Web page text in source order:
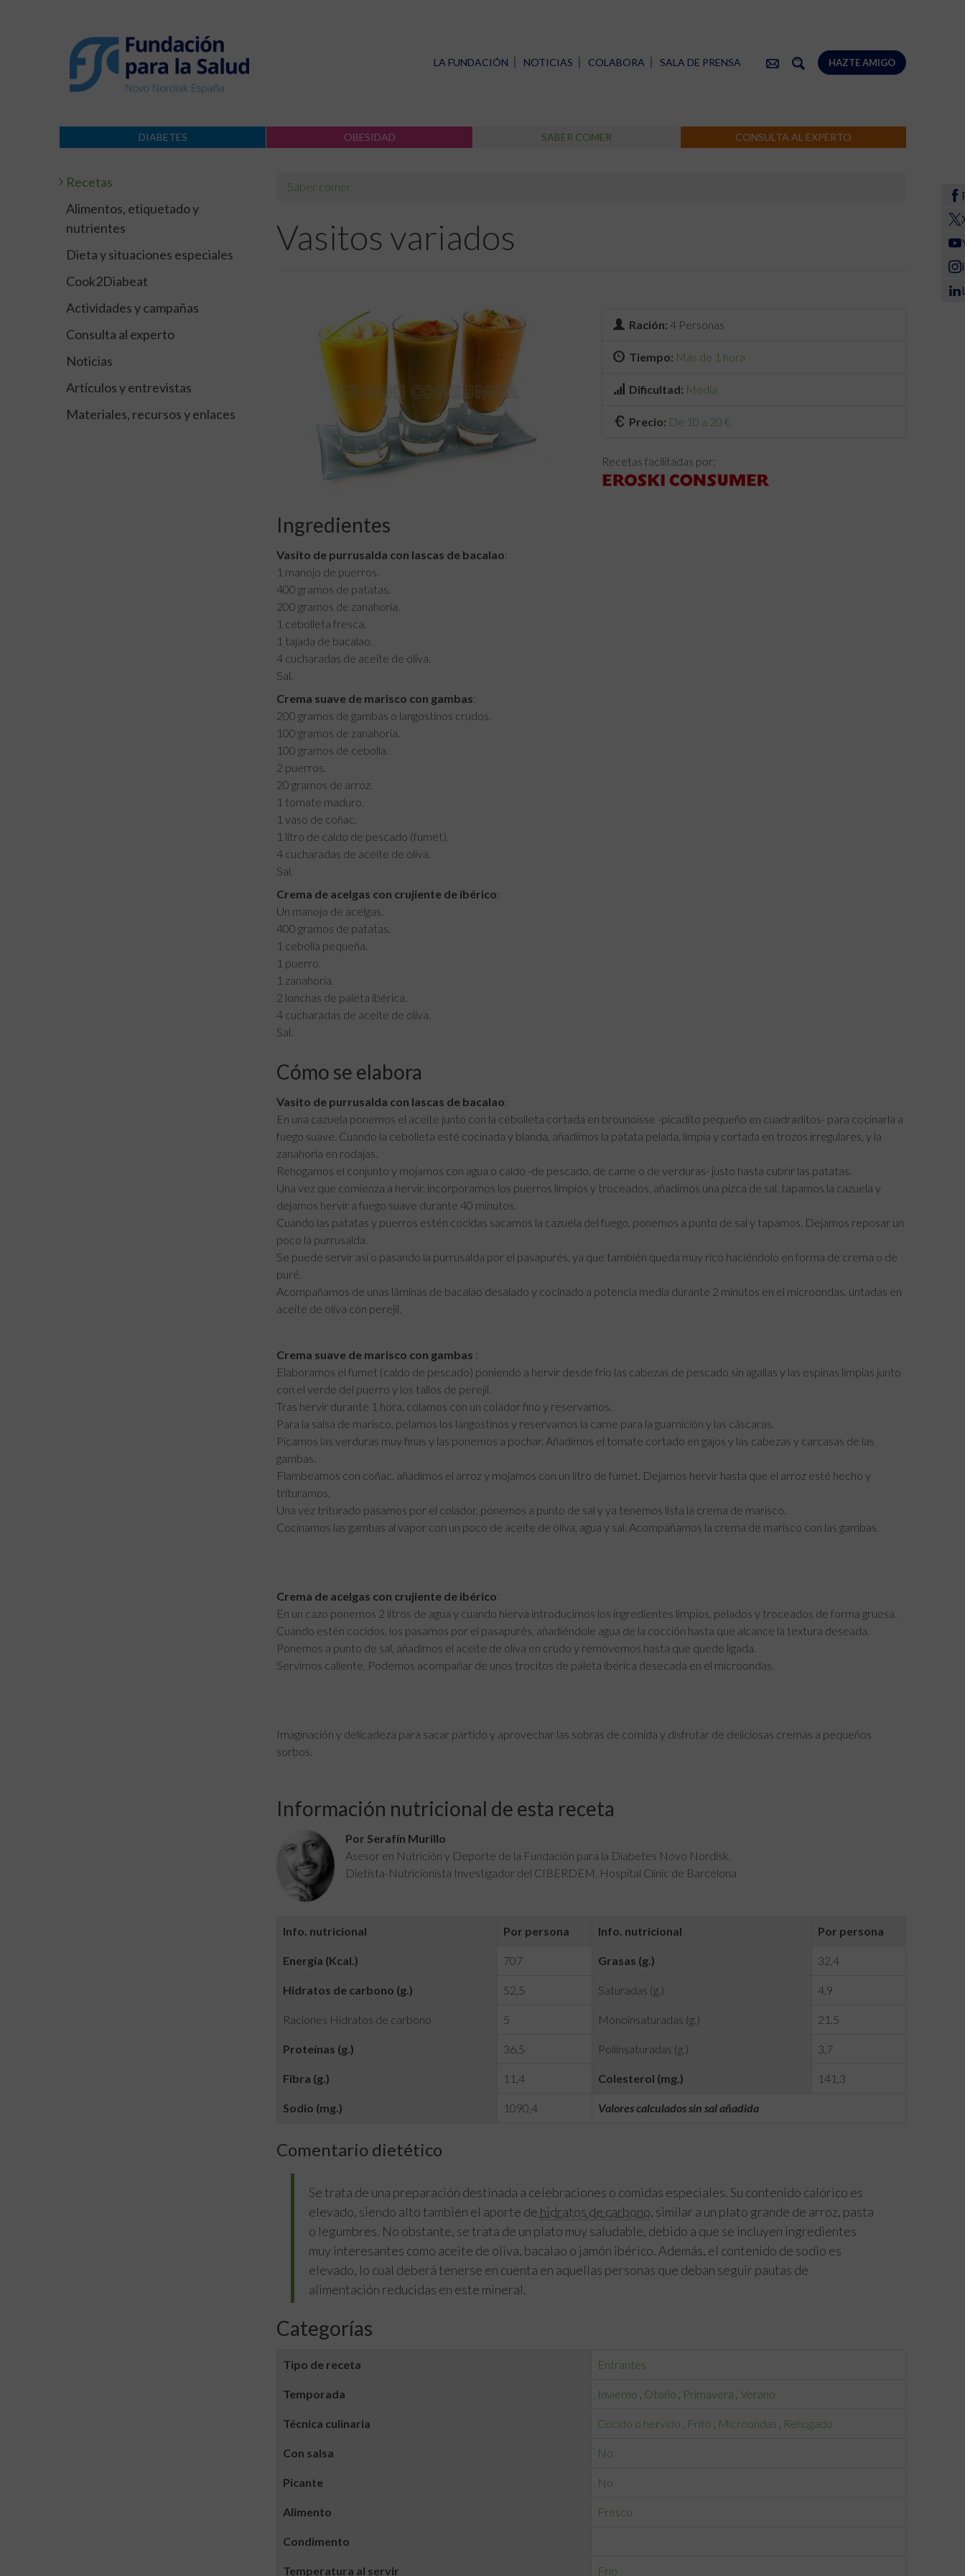
HAZTE AMIGO
LA FUNDACIÓN NOTICIAS COLABORA SALA DE PRENSA
DIABETES OBESIDAD SABER COMER CONSULTA AL EXPERTO
Recetas
Alimentos, etiquetado y
nutrientes
Dieta y situaciones especiales
Cook2Diabeat
Actividades y campañas
Consulta al experto
Noticias
Artículos y entrevistas
Materiales, recursos y enlaces
Saber comer
Vasitos variados
Ingredientes
Vasito de purrusalda con lascas de bacalao:
1 manojo de puerros.
400 gramos de patatas.
200 gramos de zanahoria.
1 cebolleta fresca.
1 tajada de bacalao.
4 cucharadas de aceite de oliva.
Sal.
Crema suave de marisco con gambas:
200 gramos de gambas o langostinos crudos.
100 gramos de zanahoria.
100 gramos de cebolla.
2 puerros.
20 gramos de arroz.
1 tomate maduro.
1 vaso de coñac.
1 litro de caldo de pescado (fumet).
4 cucharadas de aceite de oliva.
Sal.
Crema de acelgas con crujiente de ibérico:
Un manojo de acelgas.
400 gramos de patatas.
1 cebolla pequeña.
1 puerro.
1 zanahoria.
2 lonchas de paleta ibérica.
4 cucharadas de aceite de oliva.
Sal.
Ración:4 Personas
Tiempo: Más de 1 hora
Dificultad: Media
Precio: De 10 a 20 €
Recetas facilitadas por:
Cómo se elabora
Vasito de purrusalda con lascas de bacalao:
En una cazuela ponemos el aceite junto con la cebolleta cortada en brounoisse -picadito pequeño en cuadraditos- para cocinarla a
fuego suave. Cuando la cebolleta esté cocinada y blanda, añadimos la patata pelada, limpia y cortada en trozos irregulares, y la
zanahoria en rodajas.
Rehogamos el conjunto y mojamos con agua o caldo -de pescado, de carne o de verduras- justo hasta cubrir las patatas.
Una vez que comienza a hervir, incorporamos los puerros limpios y troceados, añadimos una pizca de sal, tapamos la cazuela y
dejamos hervir a fuego suave durante 40 minutos.
Cuando las patatas y puerros estén cocidas sacamos la cazuela del fuego, ponemos a punto de sal y tapamos. Dejamos reposar un
poco la purrusalda.
Se puede servir así o pasando la purrusalda por el pasapurés, ya que también queda muy rico haciéndolo en forma de crema o de
puré.
Acompañamos de unas láminas de bacalao desalado y cocinado a potencia media durante 2 minutos en el microondas, untadas en
aceite de oliva con perejil.
Crema suave de marisco con gambas :
Elaboramos el fumet (caldo de pescado) poniendo a hervir desde frío las cabezas de pescado sin agallas y las espinas limpias junto
con el verde del puerro y los tallos de perejil.
Tras hervir durante 1 hora, colamos con un colador fino y reservamos.
Para la salsa de marisco, pelamos los langostinos y reservamos la carne para la guarnición y las cáscaras.
Picamos las verduras muy finas y las ponemos a pochar. Añadimos el tomate cortado en gajos y las cabezas y carcasas de las
gambas.
Flambeamos con coñac, añadimos el arroz y mojamos con un litro de fumet. Dejamos hervir hasta que el arroz esté hecho y
trituramos.
Una vez triturado pasamos por el colador, ponemos a punto de sal y ya tenemos lista la crema de marisco.
Cocinamos las gambas al vapor con un poco de aceite de oliva, agua y sal. Acompañamos la crema de marisco con las gambas.
Crema de acelgas con crujiente de ibérico:
En un cazo ponemos 2 litros de agua y cuando hierva introducimos los ingredientes limpios, pelados y troceados de forma gruesa.
Cuando estén cocidos, los pasamos por el pasapurés, añadiéndole agua de la cocción hasta que alcance la textura deseada.
Ponemos a punto de sal, añadimos el aceite de oliva en crudo y removemos hasta que quede ligada.
Servimos caliente. Podemos acompañar de unos trocitos de paleta ibérica desecada en el microondas.
Imaginación y delicadeza para sacar partido y aprovechar las sobras de comida y disfrutar de deliciosas cremas a pequeños
sorbos.
Información nutricional de esta receta
Por Serafín Murillo
Asesor en Nutrición y Deporte de la Fundación para la Diabetes Novo Nordisk.
Dietista-Nutricionista Investigador del CIBERDEM. Hospital Clínic de Barcelona
Info. nutricional Por persona Info. nutricional Por persona
Energía (Kcal.) 707 Grasas (g.) 32,4
Hidratos de carbono (g.) 52,5 Saturadas (g.) 4,9
Raciones Hidratos de carbono 5 Monoinsaturadas (g.) 21,5
Proteínas (g.) 36,5 Poliinsaturadas (g.) 3,7
Fibra (g.) 11,4 Colesterol (mg.) 141,3
Sodio (mg.) 1090,4 Valores calculados sin sal añadida
Comentario dietético
Se trata de una preparación destinada a celebraciones o comidas especiales. Su contenido calórico es
elevado, siendo alto también el aporte de hidratos de carbono, similar a un plato grande de arroz, pasta
o legumbres. No obstante, se trata de un plato muy saludable, debido a que se incluyen ingredientes
muy interesantes como aceite de oliva, bacalao o jamón ibérico. Además, el contenido de sodio es
elevado, lo cual deberá tenerse en cuenta en aquellas personas que deban seguir pautas de
alimentación reducidas en este mineral.
Categorías
Tipo de receta Entrantes
Temporada Invierno Otoño Primavera Verano
Técnica culinaria Cocido o hervido Frito Microondas Rehogado
Con salsa No
Picante No
Alimento Fresco
Condimento
Temperatura al servir Frío